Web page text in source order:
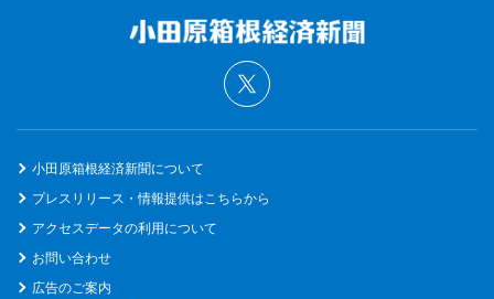
小田原箱根経済新聞について
プレスリリース・情報提供はこちらから
アクセスデータの利用について
お問い合わせ
広告のご案内